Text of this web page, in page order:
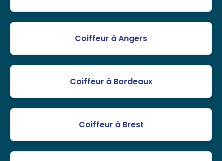
Coiffeur à Angers
Coiffeur à Bordeaux
Coiffeur à Brest